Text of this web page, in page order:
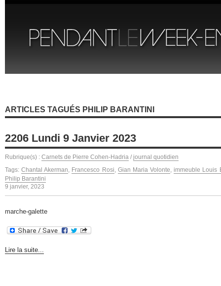
ARTICLES TAGUÉS PHILIP BARANTINI
2206 Lundi 9 Janvier 2023
Rubrique(s) : Carnets de Pierre Cohen-Hadria / journal quotidien
Tags:Chantal Akerman, Francesco Rosi, Gian Maria Volonte,immeuble Louis
Philip Barantini
9 janvier, 2023
marche-galette
Lire la suite...